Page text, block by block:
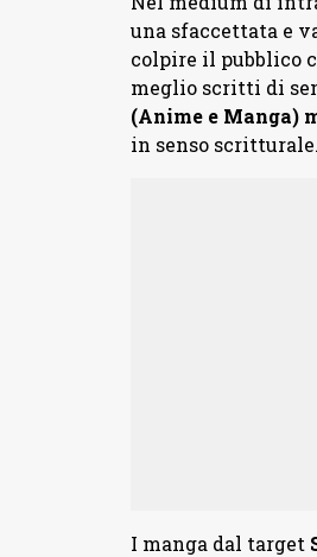
una sfaccettata e
colpire il pubblico
meglio scritti di
(Anime e Manga)
in senso scritturale.
I manga dal target